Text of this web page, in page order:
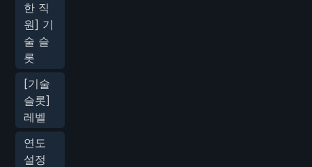
한 직
원] 기
술 슬
롯
[기술
슬롯]
레벨
연도
설정